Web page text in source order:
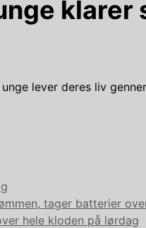
lever deres liv
tager batterier
hele kloden på lørdag